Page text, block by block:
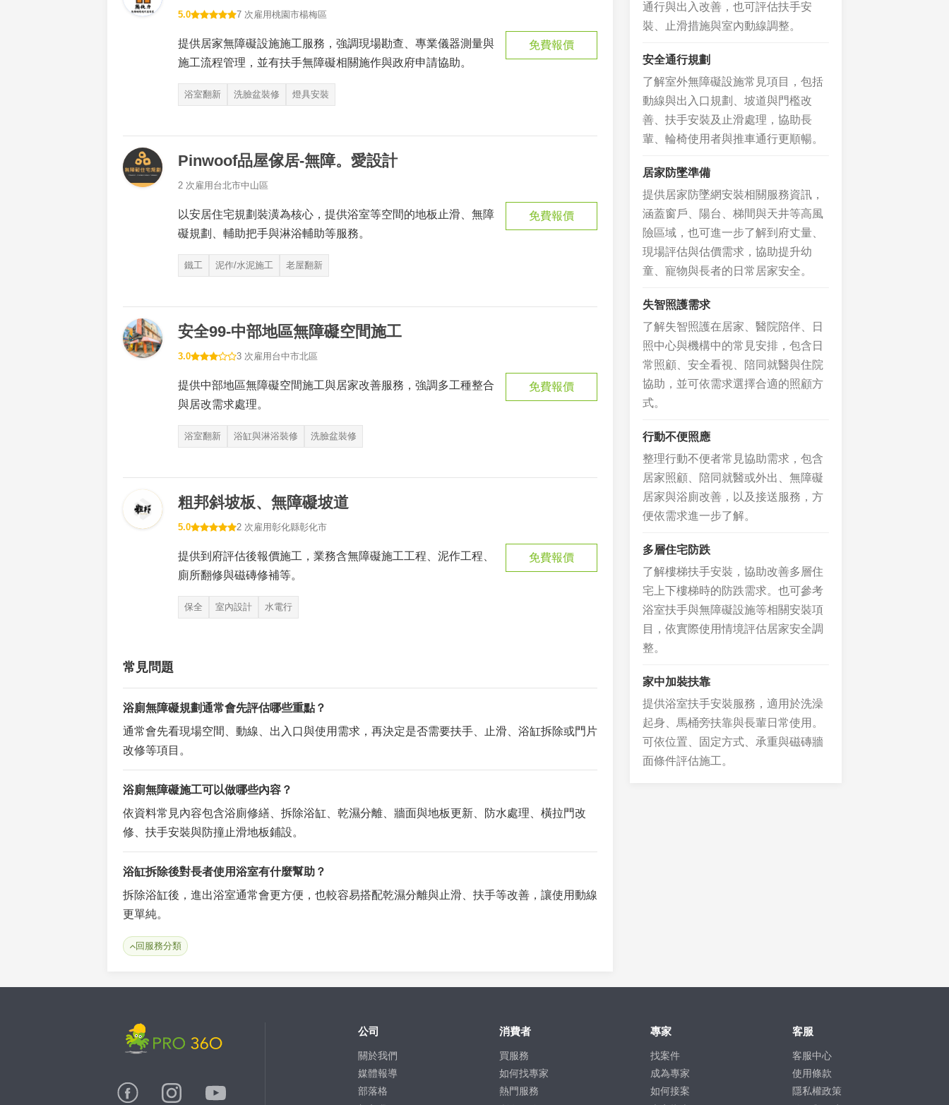
5.0 7 次雇用桃園市楊梅區
提供居家無障礙設施施工服務，強調現場勘查、專業儀器測量與
施工流程管理，並有扶手無障礙相關施作與政府申請協助。
浴室翻新 洗臉盆裝修 燈具安裝
免費報價
Pinwoof品屋傢居-無障。愛設計
2 次雇用 台北市中山區
以安居住宅規劃裝潢為核心，提供浴室等空間的地板止滑、無障
礙規劃、輔助把手與淋浴輔助等服務。
鐵工 泥作/水泥施工 老屋翻新
免費報價
安全99-中部地區無障礙空間施工
3.0 3 次雇用 台中市北區
提供中部地區無障礙空間施工與居家改善服務，強調多工種整合
與居改需求處理。
浴室翻新 浴缸與淋浴裝修 洗臉盆裝修
免費報價
粗邦斜坡板、無障礙坡道
5.0 2 次雇用彰化縣彰化市
提供到府評估後報價施工，業務含無障礙施工工程、泥作工程、
廁所翻修與磁磚修補等。
保全 室內設計 水電行
免費報價
常見問題
浴廁無障礙規劃通常會先評估哪些重點？
通常會先看現場空間、動線、出入口與使用需求，再決定是否需要扶手、止滑、浴缸拆除或門片
改修等項目。
浴廁無障礙施工可以做哪些內容？
依資料常見內容包含浴廁修繕、拆除浴缸、乾濕分離、牆面與地板更新、防水處理、橫拉門改
修、扶手安裝與防撞止滑地板鋪設。
浴缸拆除後對長者使用浴室有什麼幫助？
拆除浴缸後，進出浴室通常會更方便，也較容易搭配乾濕分離與止滑、扶手等改善，讓使用動線
更單純。
回服務分類
通行與出入改善，也可評估扶手安
裝、止滑措施與室內動線調整。
安全通行規劃
了解室外無障礙設施常見項目，包括
動線與出入口規劃、坡道與門檻改
善、扶手安裝及止滑處理，協助長
輩、輪椅使用者與推車通行更順暢。
居家防墜準備
提供居家防墜網安裝相關服務資訊，
涵蓋窗戶、陽台、梯間與天井等高風
險區域，也可進一步了解到府丈量、
現場評估與估價需求，協助提升幼
童、寵物與長者的日常居家安全。
失智照護需求
了解失智照護在居家、醫院陪伴、日
照中心與機構中的常見安排，包含日
常照顧、安全看視、陪同就醫與住院
協助，並可依需求選擇合適的照顧方
式。
行動不便照應
整理行動不便者常見協助需求，包含
居家照顧、陪同就醫或外出、無障礙
居家與浴廁改善，以及接送服務，方
便依需求進一步了解。
多層住宅防跌
了解樓梯扶手安裝，協助改善多層住
宅上下樓梯時的防跌需求。也可參考
浴室扶手與無障礙設施等相關安裝項
目，依實際使用情境評估居家安全調
整。
家中加裝扶靠
提供浴室扶手安裝服務，適用於洗澡
起身、馬桶旁扶靠與長輩日常使用。
可依位置、固定方式、承重與磁磚牆
面條件評估施工。
公司
關於我們
媒體報導
部落格
消費者
買服務
如何找專家
熱門服務
專家
找案件
成為專家
如何接案
客服
客服中心
使用條款
隱私權政策